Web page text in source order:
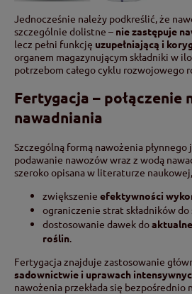
Jednocześnie należy podkreślić, że
szczególnie dolistne – nie zastępuje
lecz pełni funkcję uzupełniającą i
organem magazynującym składniki w
potrzebom całego cyklu rozwojowego
Fertygacja – połączenie
nawadniania
Szczególną formą nawożenia
podawanie nawozów wraz z wodą
szeroko opisana w literaturze
zwiększenie efektywności
ograniczenie strat składników do
dostosowanie dawek do
roślin
Fertygacja znajduje zastosowanie
sadownictwie i uprawach
nawożenia przekłada się bezpośrednio